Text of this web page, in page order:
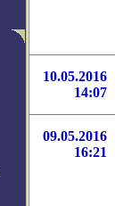
10.05.2016
14:07
09.05.2016
16:21